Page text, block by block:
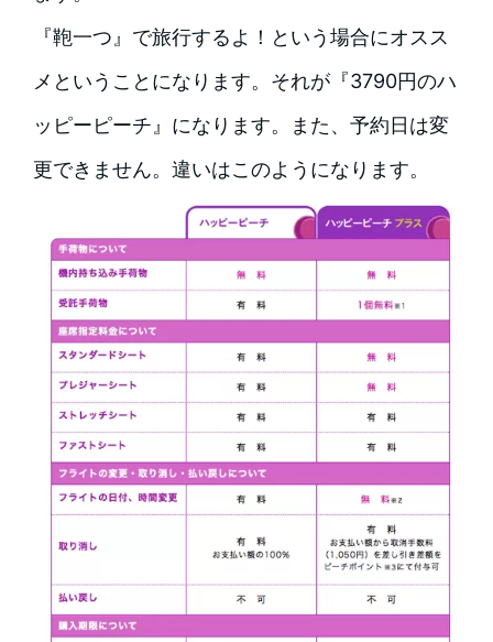
『鞄一つ』で旅行するよ！という場合にオスス
メということになります。それが『3790円のハ
ッピーピーチ』になります。また、予約日は変
更できません。違いはこのようになります。